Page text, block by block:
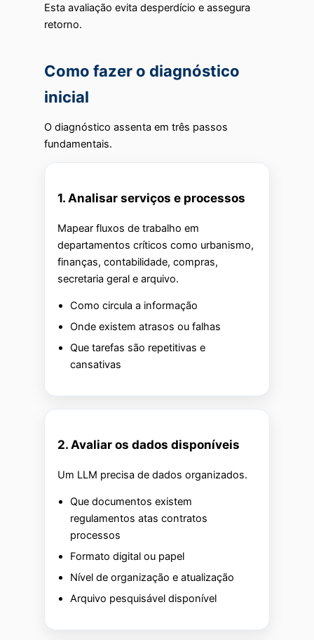
Esta avaliação evita desperdício e assegura
retorno.
Como fazer o diagnóstico
inicial
O diagnóstico assenta em três passos
fundamentais.
1. Analisar serviços e processos
Mapear fluxos de trabalho em
departamentos críticos como urbanismo,
finanças, contabilidade, compras,
secretaria geral e arquivo.
Como circula a informação
Onde existem atrasos ou falhas
Que tarefas são repetitivas e
cansativas
2. Avaliar os dados disponíveis
Um LLM precisa de dados organizados.
Que documentos existem
regulamentos atas contratos
processos
Formato digital ou papel
Nível de organização e atualização
Arquivo pesquisável disponível